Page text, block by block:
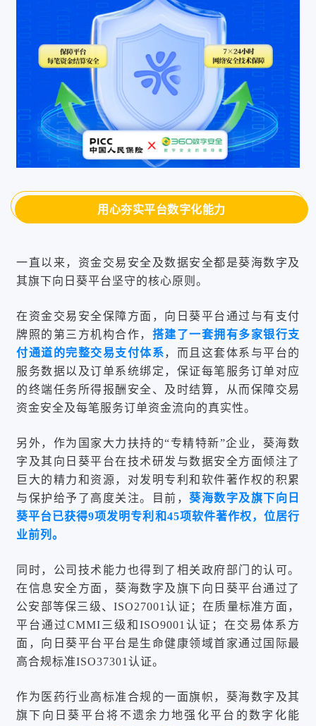
用心夯实平台数字化能力
一直以来，资金交易安全及数据安全都是葵海数字及
其旗下向日葵平台坚守的核心原则。
在资金交易安全保障方面，向日葵平台通过与有支付
牌照的第三方机构合作， 搭建了一套拥有多家银行支
付通道的完整交易支付体系，而且这套体系与平台的
服务数据以及订单系统绑定，保证每笔服务订单对应
的终端任务所得报酬安全、及时结算，从而保障交易
资金安全及每笔服务订单资金流向的真实性。
另外，作为国家大力扶持的“专精特新”企业，葵海数
字及其向日葵平台在技术研发与数据安全方面倾注了
巨大的精力和资源，对发明专利和软件著作权的积累
与保护给予了高度关注。目前， 葵海数字及旗下向日
葵平台已获得9项发明专利和45项软件著作权，位居行
业前列。
同时，公司技术能力也得到了相关政府部门的认可。
在信息安全方面，葵海数字及旗下向日葵平台通过了
公安部等保三级、ISO27001认证；在质量标准方面，
平台通过CMMI三级和ISO9001认证；在交易体系方
面，向日葵平台平台是生命健康领域首家通过国际最
高合规标准ISO37301认证。
作为医药行业高标准合规的一面旗帜，葵海数字及其
旗下向日葵平台将不遗余力地强化平台的数字化能